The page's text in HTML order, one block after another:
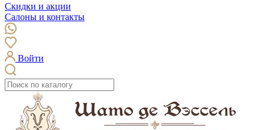
Скидки и акции
Салоны и контакты
Войти